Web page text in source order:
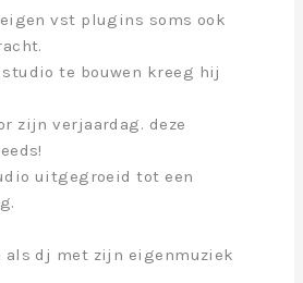
vst plugins soms ook
te bouwen kreeg hij
zijn verjaardag. deze
uitgegroeid tot een
als dj met zijn eigenmuziek